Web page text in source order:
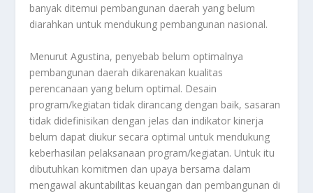
banyak ditemui pembangunan daerah yang belum
diarahkan untuk mendukung pembangunan nasional.
Menurut Agustina, penyebab belum optimalnya
pembangunan daerah dikarenakan kualitas
perencanaan yang belum optimal. Desain
program/kegiatan tidak dirancang dengan baik, sasaran
tidak didefinisikan dengan jelas dan indikator kinerja
belum dapat diukur secara optimal untuk mendukung
keberhasilan pelaksanaan program/kegiatan. Untuk itu
dibutuhkan komitmen dan upaya bersama dalam
mengawal akuntabilitas keuangan dan pembangunan di